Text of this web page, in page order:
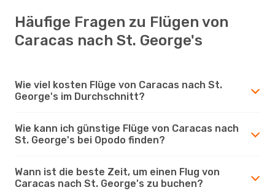
Häufige Fragen zu Flügen von
Caracas nach St. George's
Wie viel kosten Flüge von Caracas nach St.
George's im Durchschnitt?
Wie kann ich günstige Flüge von Caracas nach
St. George's bei Opodo finden?
Wann ist die beste Zeit, um einen Flug von
Caracas nach St. George's zu buchen?